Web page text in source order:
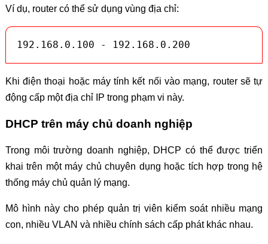
Ví dụ, router có thể sử dụng vùng địa chỉ:
192.168.0.100 - 192.168.0.200
Khi điện thoại hoặc máy tính kết nối vào mạng, router sẽ tự
động cấp một địa chỉ IP trong phạm vi này.
DHCP trên máy chủ doanh nghiệp
Trong môi trường doanh nghiệp, DHCP có thể được triển
khai trên một máy chủ chuyên dụng hoặc tích hợp trong hệ
thống máy chủ quản lý mạng.
Mô hình này cho phép quản trị viên kiểm soát nhiều mạng
con, nhiều VLAN và nhiều chính sách cấp phát khác nhau.